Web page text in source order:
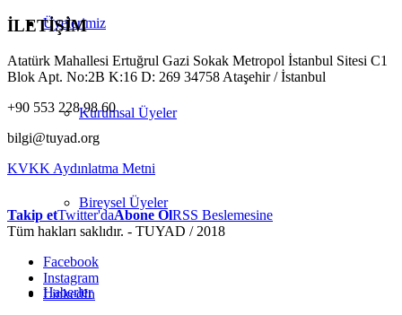
Üyelerimiz
Kurumsal Üyeler
Bireysel Üyeler
Haberler
İLETİŞİM
Atatürk Mahallesi Ertuğrul Gazi Sokak Metropol İstanbul Sitesi C1
Blok Apt. No:2B K:16 D: 269 34758 Ataşehir / İstanbul
+90 553 228 98 60
bilgi@tuyad.org
KVKK Aydınlatma Metni
Takip etTwitter'daAbone OlRSS Beslemesine
Tüm hakları saklıdır. - TUYAD / 2018
Facebook
Instagram
LinkedIn